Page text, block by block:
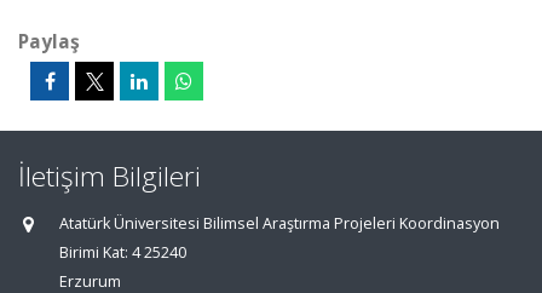
Paylaş
İletişim Bilgileri
Atatürk Üniversitesi Bilimsel Araştırma Projeleri Koordinasyon
Birimi Kat: 4 25240
Erzurum